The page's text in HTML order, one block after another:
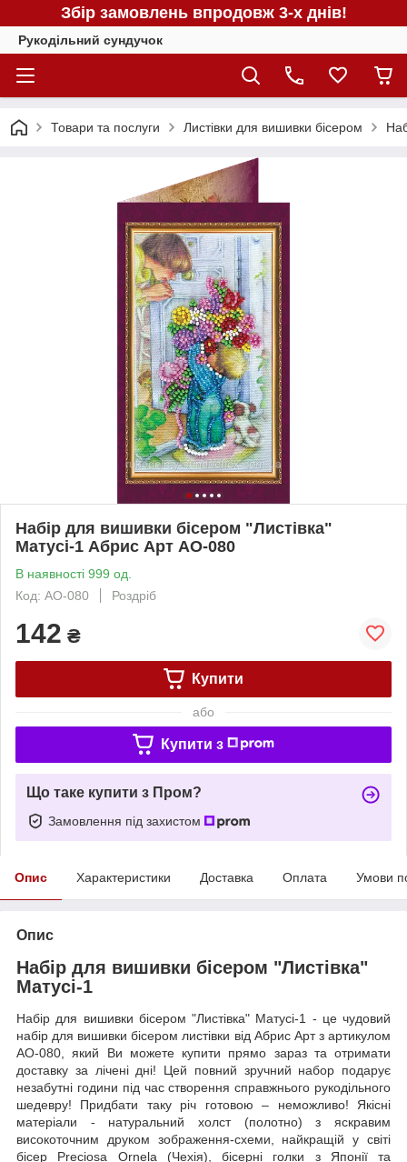
Збір замовлень впродовж 3-х днів!
Рукодільний сундучок
Товари та послуги Листівки для вишивки бісером
Набір для вишивки бісером "Листівка"
Матусі-1 Абрис Арт AO-080
В наявності 999 од.
Код: AO-080
Роздріб
142 ₴
Купити
або
Купити з
Що таке купити з Пром?
Замовлення під захистом
Опис Характеристики Доставка Оплата Умови
Опис
Набір для вишивки бісером "Листівка"
Матусі-1
Набір для вишивки бісером "Листівка" Матусі-1 - це чудовий
набір для вишивки бісером листівки від Абрис Арт з артикулом
AO-080, який Ви можете купити прямо зараз та отримати
доставку за лічені дні! Цей повний зручний набор подарує
незабутні години під час створення справжнього рукодільного
шедевру! Придбати таку річ готовою – неможливо! Якісні
матеріали - натуральний холст (полотно) з яскравим
високоточним друком зображення-схеми, найкращій у світі
бісер Preciosa Ornela (Чехія), бісерні голки з Японії та